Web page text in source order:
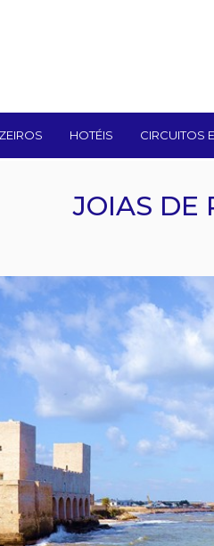
HOTÉIS CIRCUITOS
JOIAS DE